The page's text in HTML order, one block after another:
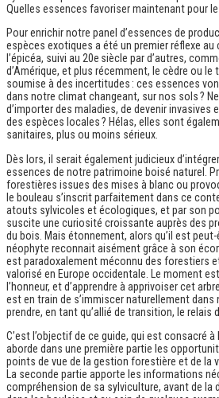
o
l
e
a
u
:
L
’
e
s
e
n
c
e
m
o
n
t
a
n
t
e
d
l
’
E
u
r
Quelles essences favoriser maintenant pour
Pour enrichir notre panel d’essences de
espèces exotiques a été un premier réflexe au
l’épicéa, suivi au 20e siècle par d’autres,
d’Amérique, et plus récemment, le cèdre ou
soumise à des incertitudes : ces essences
dans notre climat changeant, sur nos sols ?
d’importer des maladies, de devenir invasives
des espèces locales ? Hélas, elles sont
sanitaires, plus ou moins sérieux.
Dès lors, il serait également judicieux
essences de notre patrimoine boisé naturel.
forestières issues des mises à blanc ou
le bouleau s’inscrit parfaitement dans ce
atouts sylvicoles et écologiques, et par son
suscite une curiosité croissante auprès des
du bois. Mais étonnement, alors qu’il est
néophyte reconnait aisément grâce à son
est paradoxalement méconnu des forestiers
valorisé en Europe occidentale. Le moment
l’honneur, et d’apprendre à apprivoiser cet
est en train de s’immiscer naturellement
prendre, en tant qu’allié de transition, le relais
C’est l’objectif de ce guide, qui est consacré à
aborde dans une première partie les
points de vue de la gestion forestière et de la
La seconde partie apporte les informations
compréhension de sa sylviculture, avant de la